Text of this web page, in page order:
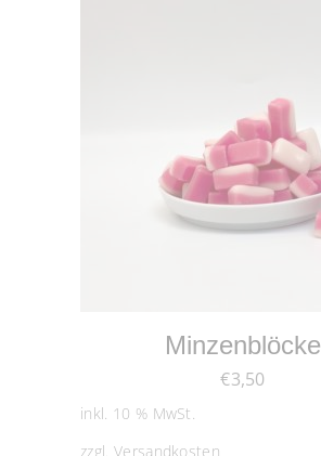
Minzenblöcke
€3,50
inkl. 10 % MwSt.
zzgl. Versandkosten